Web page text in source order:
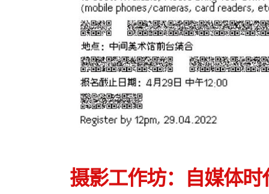
摄影工作坊：自媒体